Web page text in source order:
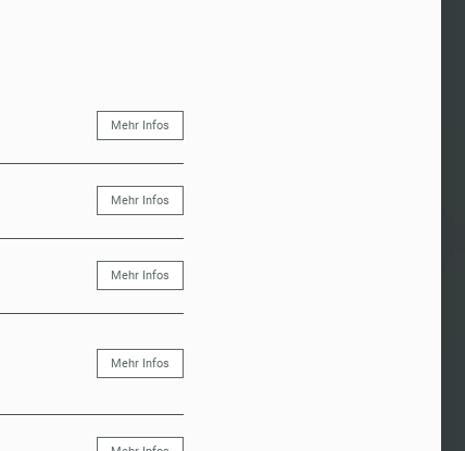
Mehr Infos
Mehr Infos
Mehr Infos
Mehr Infos